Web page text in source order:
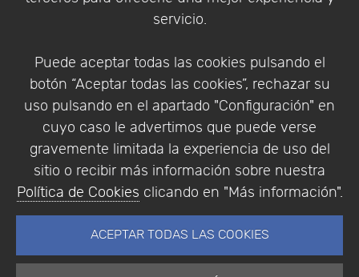
servicio.
Puede aceptar todas las cookies pulsando el
botón “Aceptar todas las cookies”, rechazar su
uso pulsando en el apartado "Configuración" en
cuyo caso le advertimos que puede verse
gravemente limitada la experiencia de uso del
sitio o recibir más información sobre nuestra
Política de Cookies clicando en "Más información".
ACEPTAR TODAS LAS COOKIES
Condiciones de compra
Identificarse
Empresa|Aviso Legal| Política de Privacidad |
Política de Cookies
© Copyright 1994 - 2026. Addlink Software
Científico, S.L.
Portugal.